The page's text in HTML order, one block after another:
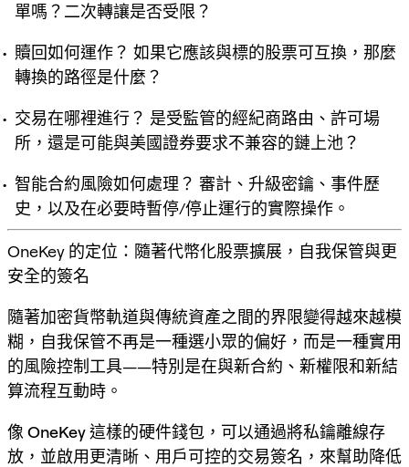
單嗎？二次轉讓是否受限？
贖回如何運作？ 如果它應該與標的股票可互換，那麼
轉換的路徑是什麼？
交易在哪裡進行？ 是受監管的經紀商路由、許可場
所，還是可能與美國證券要求不兼容的鏈上池？
智能合約風險如何處理？ 審計、升級密鑰、事件歷
史，以及在必要時暫停/停止運行的實際操作。
OneKey 的定位：隨著代幣化股票擴展，自我保管與更
安全的簽名
隨著加密貨幣軌道與傳統資產之間的界限變得越來越模
糊， 自我保管不再是一種選小眾的偏好，而是一種實用
的風險控制工具——特別是在與新合約、新權限和新結
算流程互動時。
像 OneKey這樣的硬件錢包，可以通過將私鑰離線存
放，並啟用更清晰、用戶可控的交易簽名，來幫助降低